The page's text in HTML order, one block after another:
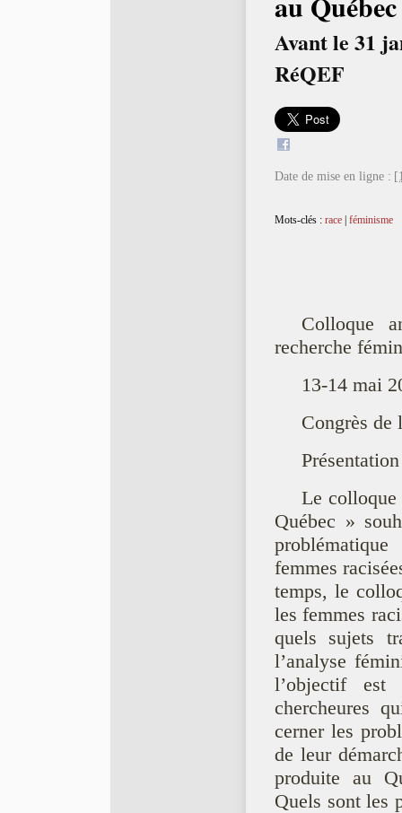
Avant le 31
RéQEF
Date de mise en ligne :
Mots-clés : race| féminisme
Colloque
recherche
13-14 mai
Congrès de
Le colloque
Québec »
femmes
temps, le
les femmes
quels sujets
l’analyse
l’objectif
chercheures
cerner les
de leur
produite au
Quels sont les